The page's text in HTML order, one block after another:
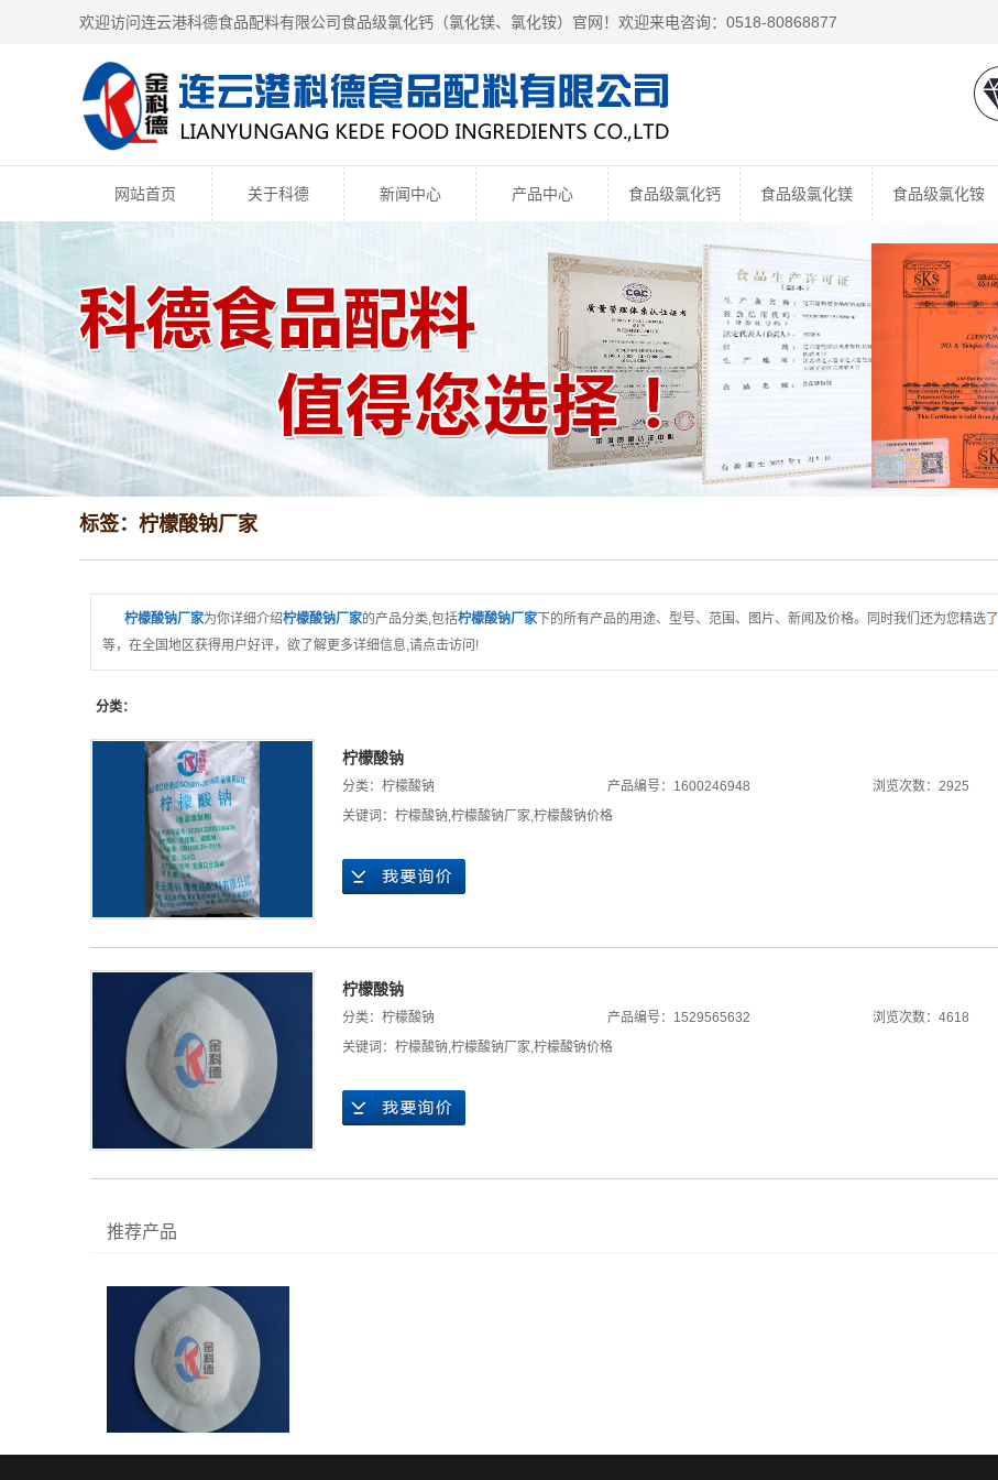
欢迎访问连云港科德食品配料有限公司食品级氯化钙（氯化镁、 氯化铵）官网！欢迎来电咨询：0518-80868877
网站首页 关于科德 新闻中心 产品中心 食品级氯化钙 食品级氯化镁 食品级氯化铵
标签：柠檬酸钠厂家
柠檬酸钠厂家为你详细介绍柠檬酸钠厂家的产品分类,包括柠檬酸钠厂家 下的所有产品的用途、型号、范围、图片、新闻及价格。同时我们还为您精选了
等，在全国地区获得用户好评，欲了解更多详细信息,请点击访问!
分类：
柠檬酸钠
分类： 柠檬酸钠 产品编号：1600246948
浏览次数：2925
关键词： 柠檬酸钠,柠檬酸钠厂家,柠檬酸钠价格
柠檬酸钠
分类： 柠檬酸钠 产品编号：1529565632
浏览次数：4618
关键词： 柠檬酸钠,柠檬酸钠厂家,柠檬酸钠价格
推荐产品